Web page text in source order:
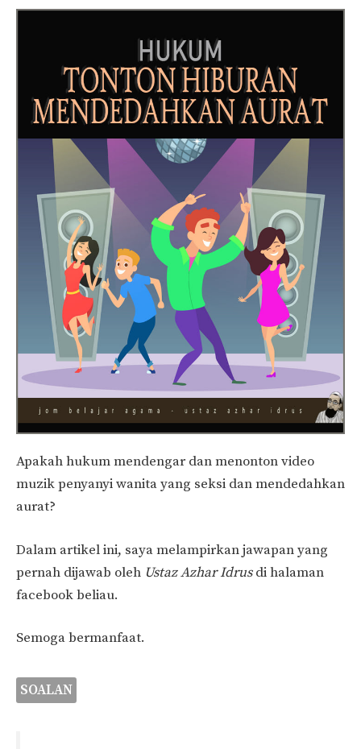
Apakah hukum mendengar dan menonton video
muzik penyanyi wanita yang seksi dan mendedahkan
aurat?
Dalam artikel ini, saya melampirkan jawapan yang
pernah dijawab oleh Ustaz Azhar Idrusdi halaman
facebook beliau.
Semoga bermanfaat.
SOALAN